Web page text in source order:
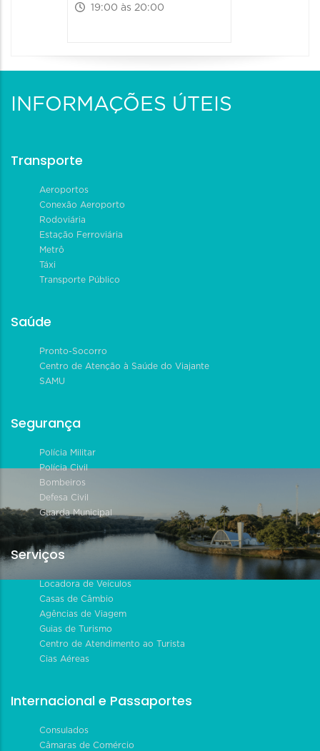
19:00 às 20:00
INFORMAÇÕES ÚTEIS
Transporte
Aeroportos
Conexão Aeroporto
Rodoviária
Estação Ferroviária
Metrô
Táxi
Transporte Público
Saúde
Pronto-Socorro
Centro de Atenção à Saúde do Viajante
SAMU
Segurança
Polícia Militar
Polícia Civil
Bombeiros
Defesa Civil
Guarda Municipal
Serviços
Locadora de Veículos
Casas de Câmbio
Agências de Viagem
Guias de Turismo
Centro de Atendimento ao Turista
Cias Aéreas
Internacional e Passaportes
Consulados
Câmaras de Comércio